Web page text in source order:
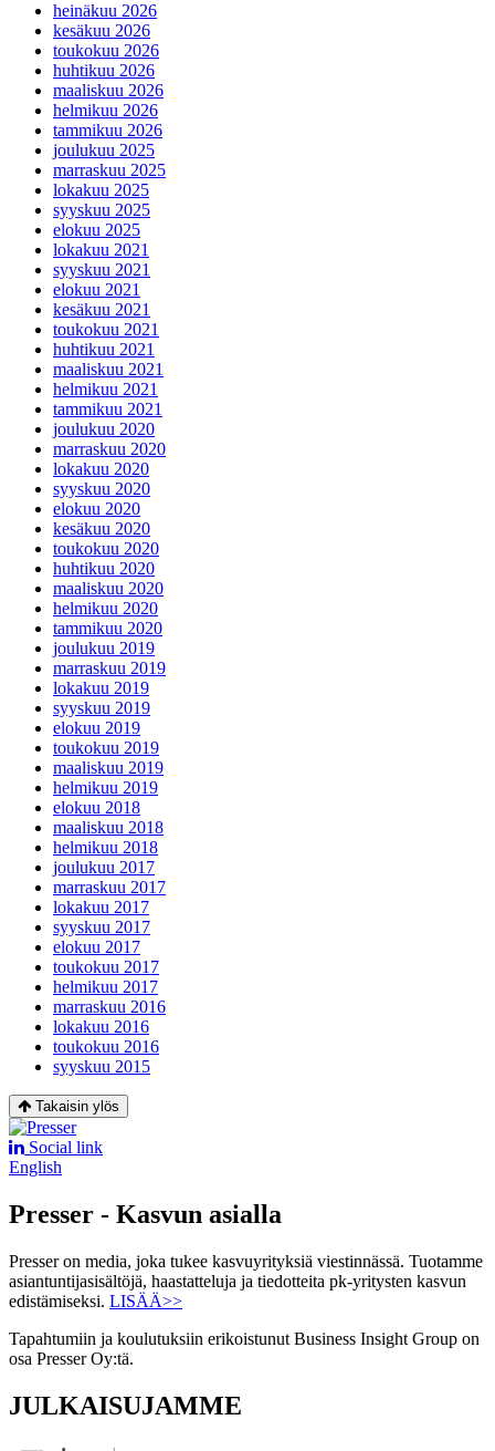
heinäkuu 2026
kesäkuu 2026
toukokuu 2026
huhtikuu 2026
maaliskuu 2026
helmikuu 2026
tammikuu 2026
joulukuu 2025
marraskuu 2025
lokakuu 2025
syyskuu 2025
elokuu 2025
lokakuu 2021
syyskuu 2021
elokuu 2021
kesäkuu 2021
toukokuu 2021
huhtikuu 2021
maaliskuu 2021
helmikuu 2021
tammikuu 2021
joulukuu 2020
marraskuu 2020
lokakuu 2020
syyskuu 2020
elokuu 2020
kesäkuu 2020
toukokuu 2020
huhtikuu 2020
maaliskuu 2020
helmikuu 2020
tammikuu 2020
joulukuu 2019
marraskuu 2019
lokakuu 2019
syyskuu 2019
elokuu 2019
toukokuu 2019
maaliskuu 2019
helmikuu 2019
elokuu 2018
maaliskuu 2018
helmikuu 2018
joulukuu 2017
marraskuu 2017
lokakuu 2017
syyskuu 2017
elokuu 2017
toukokuu 2017
helmikuu 2017
marraskuu 2016
lokakuu 2016
toukokuu 2016
syyskuu 2015
Takaisin ylös
Social link
English
Presser - Kasvun asialla
Presser on media, joka tukee kasvuyrityksiä viestinnässä. Tuotamme
asiantuntijasisältöjä, haastatteluja ja tiedotteita pk-yritysten kasvun
edistämiseksi. LISÄÄ>>
Tapahtumiin ja koulutuksiin erikoistunut Business Insight Group on
osa Presser Oy:tä.
JULKAISUJAMME